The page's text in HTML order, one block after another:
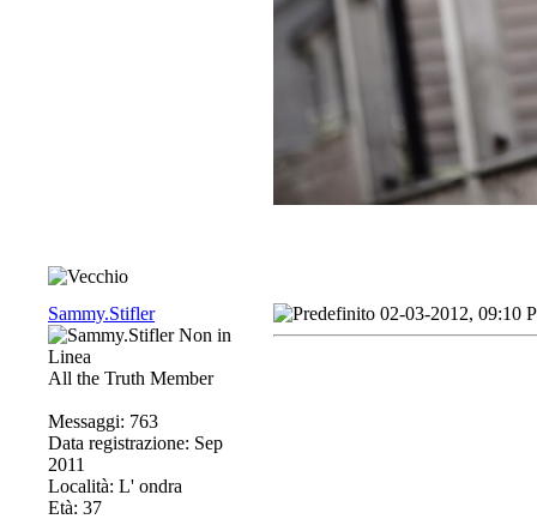
Sammy.Stifler
All the Truth Member
Messaggi: 763
Data registrazione: Sep
2011
Località: L' ondra
Età: 37
02-03-2012, 09:10